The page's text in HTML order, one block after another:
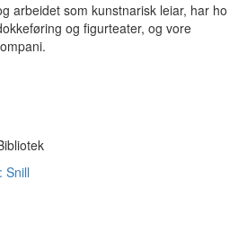
arbeidet som kunstnarisk leiar, har ho
og figurteater, og vore
Snill